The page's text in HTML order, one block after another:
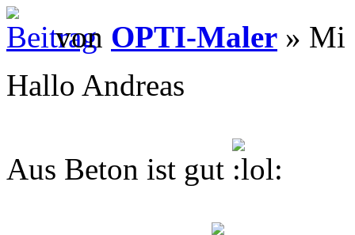
von OPTI-Maler » Mi
Hallo Andreas
Aus Beton ist gut